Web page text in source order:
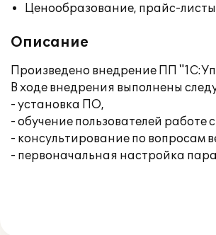
Ценообразование, прайс-листы
Описание
Произведено внедрение ПП
В ходе внедрения выполнены
- установка ПО,
- обучение пользователей работе
- консультирование по вопросам
- первоначальная настройка